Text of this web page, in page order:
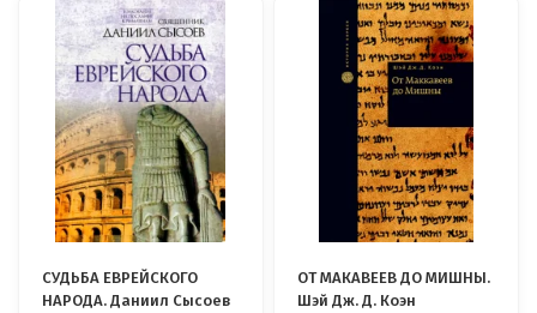
СУДЬБА ЕВРЕЙСКОГО
НАРОДА. Даниил Сысоев
ОТ МАКАВЕЕВ ДО МИШНЫ.
Шэй Дж. Д. Коэн